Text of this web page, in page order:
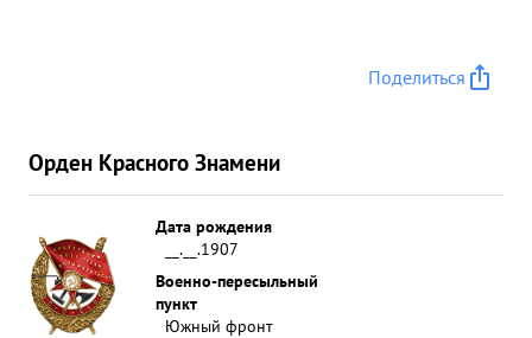
Поделиться
Орден Красного Знамени
Дата рождения
__.__.1907
Военно-пересыльный
пункт
Южный фронт